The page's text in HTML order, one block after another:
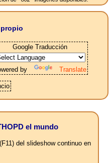
Google Traducción
by Translate
el mundo
del slideshow continuo en